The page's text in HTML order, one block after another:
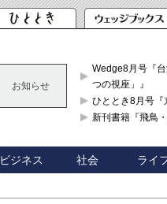
お知らせ
Wedge8月号『
つの視座」』
ひととき8月号
新刊書籍『飛鳥
ビジネス 社会 ライ